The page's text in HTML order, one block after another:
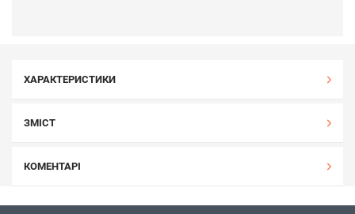
ХАРАКТЕРИСТИКИ
ЗМІСТ
КОМЕНТАРІ